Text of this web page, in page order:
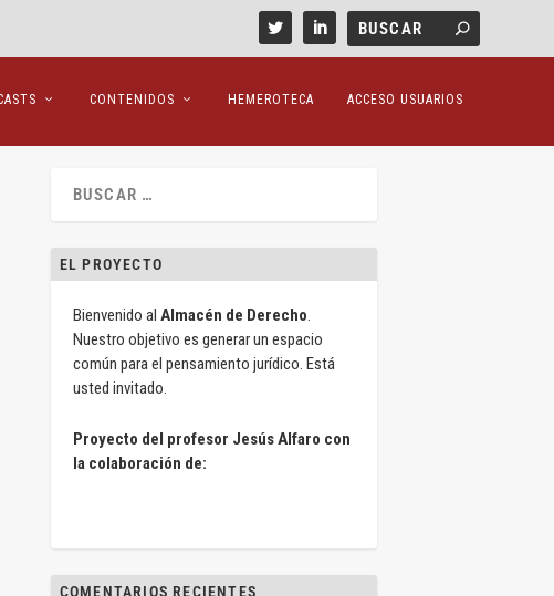
CONTENIDOS HEMEROTECA ACCESO USUARIOS
EL PROYECTO
Bienvenido al Almacén de Derecho.
Nuestro objetivo es generar un espacio
común para el pensamiento jurídico. Está
usted invitado.
Proyecto del profesor Jesús Alfaro con
la colaboración de:
COMENTARIOS RECIENTES